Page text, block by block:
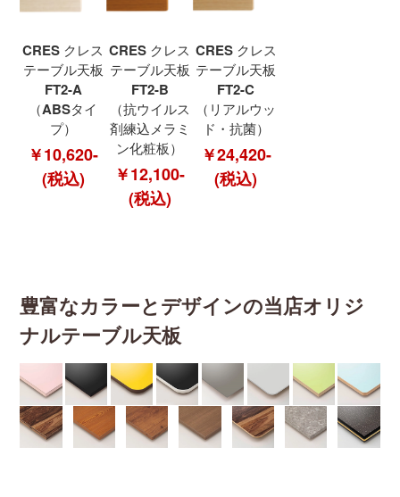
CRES クレス
テーブル天板
FT2-A
（ABSタイ
プ）
￥10,620-
(税込)
CRES クレス
テーブル天板
FT2-B
（抗ウイルス
剤練込メラミ
ン化粧板）
￥12,100-
(税込)
CRES クレス
テーブル天板
FT2-C
（リアルウッ
ド・抗菌）
￥24,420-
(税込)
豊富なカラーとデザインの当店オリジ
ナルテーブル天板